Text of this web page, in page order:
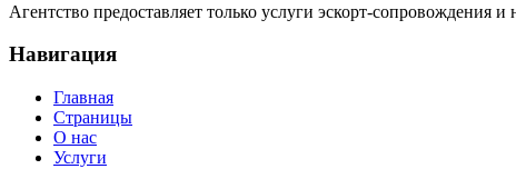
Агентство предоставляет только услуги эскорт-сопровождения
Навигация
Главная
Страницы
О нас
Услуги